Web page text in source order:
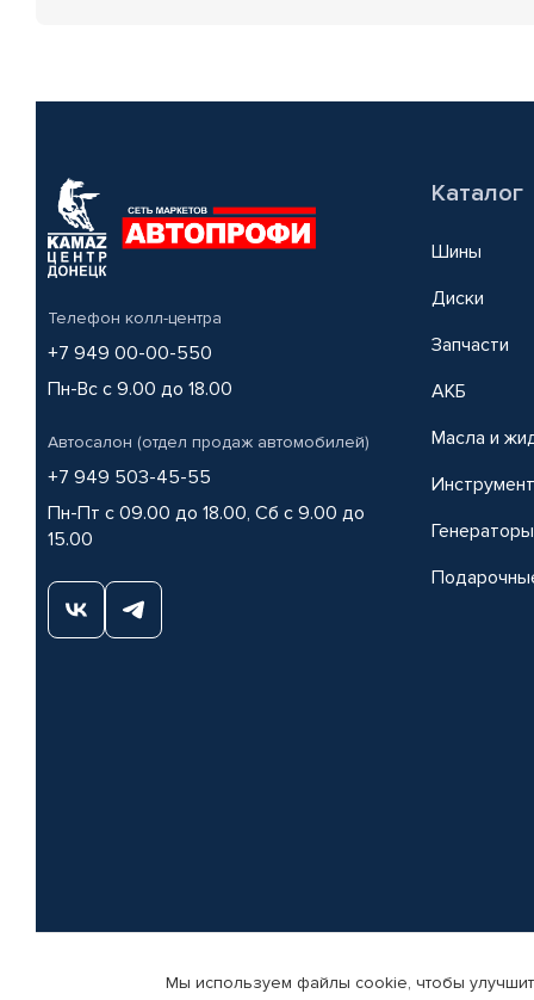
Телефон колл-центра
+7 949 00-00-550
Пн-Вс с 9.00 до 18.00
Автосалон (отдел продаж автомобилей)
+7 949 503-45-55
Пн-Пт с 09.00 до 18.00, Сб с 9.00 до
15.00
Каталог
Шины
Диски
Запчасти
АКБ
Масла и
Инструмент
© КАМАЗ ЦЕНТР ДОНЕЦК, 2015-2026. Все права защищены.
Мы используем файлы cookie, чтобы